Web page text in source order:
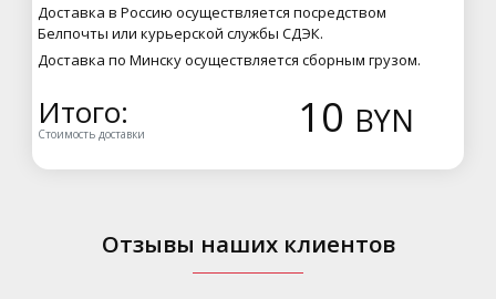
Доставка в Россию осуществляется посредством
Белпочты или курьерской службы СДЭК.
Доставка по Минску осуществляется сборным грузом.
Итого:
Стоимость доставки 10 BYN
Отзывы наших клиентов